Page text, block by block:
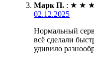
Марк П. : ★ ★ ★
02.12.2025
Нормальный
всё сделали
удивило